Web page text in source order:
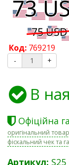
Код: 769219
- +
В
Офіційна
оригінальний
фіскальний чек та
Артикул: S25